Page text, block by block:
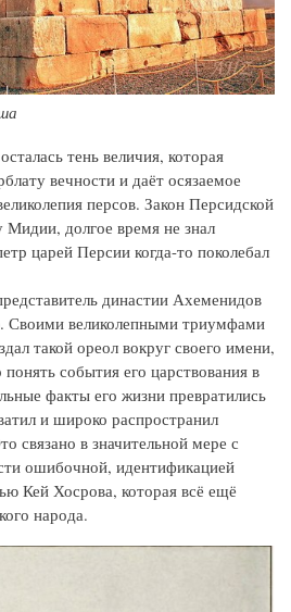
тень величия, которая
вечности и даёт осязаемое
персов. Закон Персидской
долгое время не знал
царей Персии когда-то поколебал
династии Ахеменидов
Своими великолепными триумфами
такой ореол вокруг своего имени,
события его царствования в
факты его жизни превратились
и широко распространил
связано в значительной мере с
ошибочной, идентификацией
Кей Хосрова, которая всё ещё
народа.